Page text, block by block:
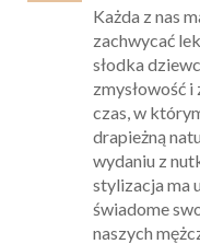
Każda z nas
zachwycać
słodka
zmysłowość
czas, w
drapieżną
wydaniu z
stylizacja ma
świadome
naszych